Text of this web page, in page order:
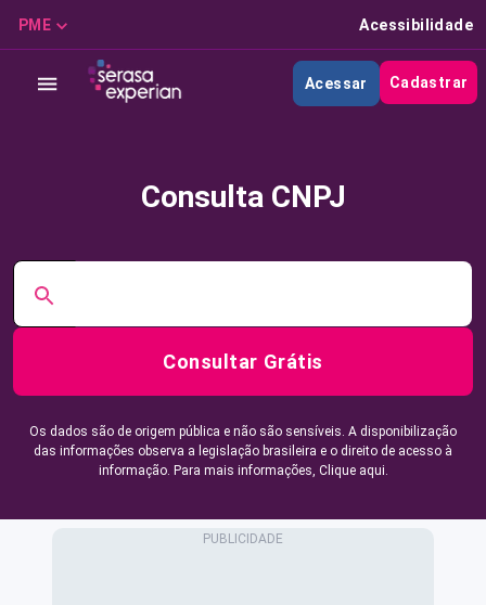
PME Acessibilidade
Acessar Cadastrar
Consulta CNPJ
Consultar Grátis
Os dados são de origem pública e não são sensíveis. A disponibilização
das informações observa a legislação brasileira e o direito de acesso à
informação. Para mais informações, Clique aqui.